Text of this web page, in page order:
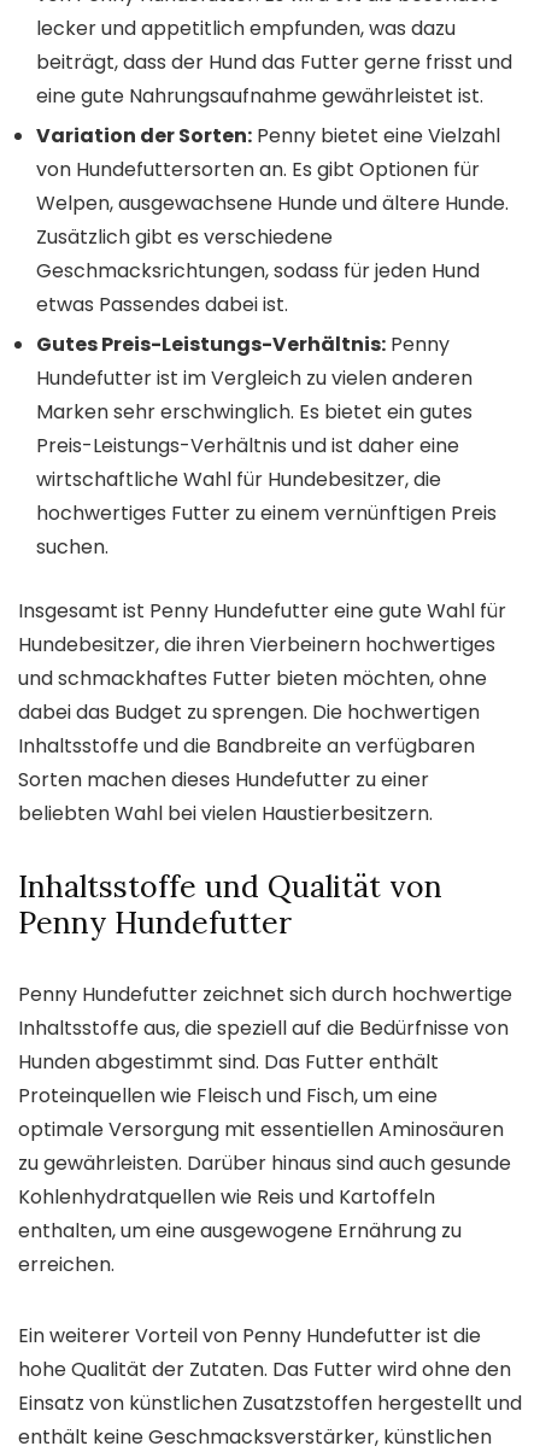
lecker und appetitlich empfunden, was dazu
beiträgt, dass der Hund das Futter gerne frisst und
eine gute Nahrungsaufnahme gewährleistet ist.
Variation der Sorten: Penny bietet eine Vielzahl
von Hundefuttersorten an. Es gibt Optionen für
Welpen, ausgewachsene Hunde und ältere Hunde.
Zusätzlich gibt es verschiedene
Geschmacksrichtungen, sodass für jeden Hund
etwas Passendes dabei ist.
Gutes Preis-Leistungs-Verhältnis: Penny
Hundefutter ist im Vergleich zu vielen anderen
Marken sehr erschwinglich. Es bietet ein gutes
Preis-Leistungs-Verhältnis und ist daher eine
wirtschaftliche Wahl für Hundebesitzer, die
hochwertiges Futter zu einem vernünftigen Preis
suchen.
Insgesamt ist Penny Hundefutter eine gute Wahl für
Hundebesitzer, die ihren Vierbeinern hochwertiges
und schmackhaftes Futter bieten möchten, ohne
dabei das Budget zu sprengen. Die hochwertigen
Inhaltsstoffe und die Bandbreite an verfügbaren
Sorten machen dieses Hundefutter zu einer
beliebten Wahl bei vielen Haustierbesitzern.
Inhaltsstoffe und Qualität von
Penny Hundefutter
Penny Hundefutter zeichnet sich durch hochwertige
Inhaltsstoffe aus, die speziell auf die Bedürfnisse von
Hunden abgestimmt sind. Das Futter enthält
Proteinquellen wie Fleisch und Fisch, um eine
optimale Versorgung mit essentiellen Aminosäuren
zu gewährleisten. Darüber hinaus sind auch gesunde
Kohlenhydratquellen wie Reis und Kartoffeln
enthalten, um eine ausgewogene Ernährung zu
erreichen.
Ein weiterer Vorteil von Penny Hundefutter ist die
hohe Qualität der Zutaten. Das Futter wird ohne den
Einsatz von künstlichen Zusatzstoffen hergestellt und
enthält keine Geschmacksverstärker, künstlichen